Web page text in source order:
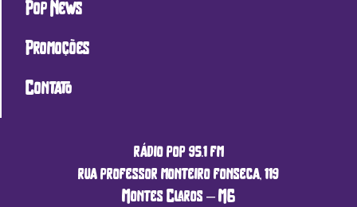
Pop News
Promoções
Contato
rádio pop 95.1 fm
rua professor monteiro fonseca, 119
Montes Claros – MG